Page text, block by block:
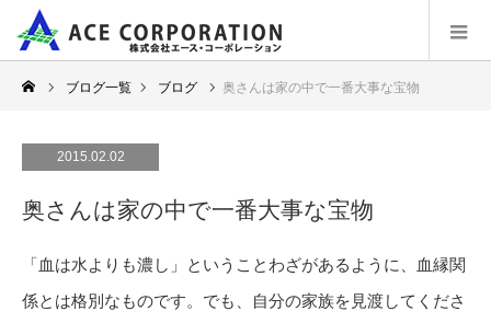
ブログ一覧 ブログ 奥さんは家の中で一番大事な宝物
2015.02.02
奥さんは家の中で一番大事な宝物
「血は水よりも濃し」ということわざがあるように、血縁関
係とは格別なものです。でも、自分の家族を見渡してくださ